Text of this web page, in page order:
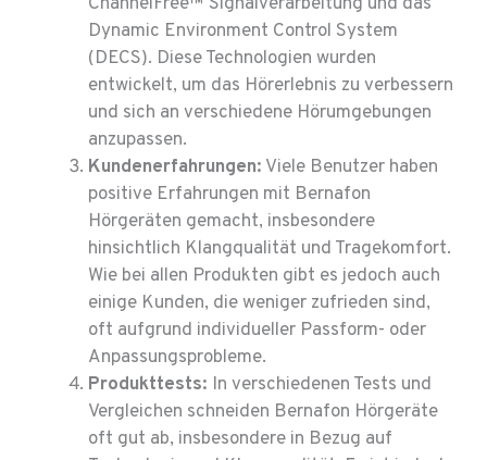
Dynamic Environment Control System
(DECS). Diese Technologien wurden
entwickelt, um das Hörerlebnis zu verbessern
und sich an verschiedene Hörumgebungen
anzupassen.
Kundenerfahrungen: Viele Benutzer haben
positive Erfahrungen mit Bernafon
Hörgeräten gemacht, insbesondere
hinsichtlich Klangqualität und Tragekomfort.
Wie bei allen Produkten gibt es jedoch auch
einige Kunden, die weniger zufrieden sind,
oft aufgrund individueller Passform- oder
Anpassungsprobleme.
Produkttests: In verschiedenen Tests und
Vergleichen schneiden Bernafon Hörgeräte
oft gut ab, insbesondere in Bezug auf